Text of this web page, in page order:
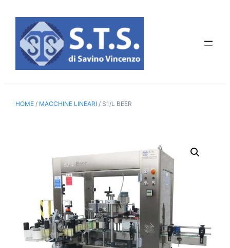
contenuto
HOME / MACCHINE LINEARI / S1/L BEER